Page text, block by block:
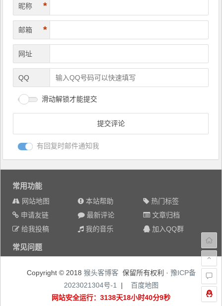
昵称 *
邮箱 *
网址
QQ
滑动解锁才能提交
有回复时邮件通知我
常用功能
网站地图 本站帮助
热门标签
申请友链
最新评论
文章归档
给我投稿
我的音乐 加入QQ群
常见问题
Copyright © 2018 猴头客博客保留所有权利 · 豫ICP备
2023021304号-1 |
百度地图
网站安全运行：3138天18小时40分10秒